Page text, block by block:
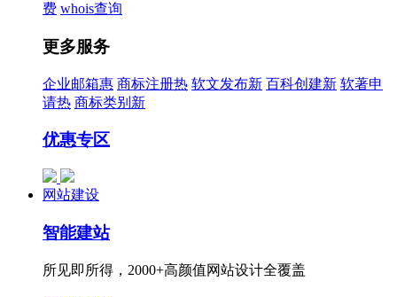
费 whois查询
更多服务
企业邮箱惠 商标注册热 软文发布新 百科创建新 软著申
请热 商标类别 新
优惠专区
网站建设
智能建站
所见即所得，2000+高颜值网站设计全覆盖